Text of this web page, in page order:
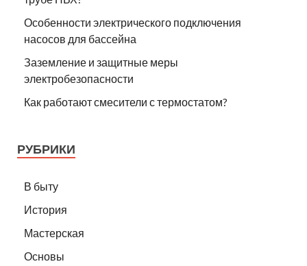
Особенности электрического подключения
насосов для бассейна
Заземление и защитные меры
электробезопасности
Как работают смесители с термостатом?
РУБРИКИ
В быту
История
Мастерская
Основы